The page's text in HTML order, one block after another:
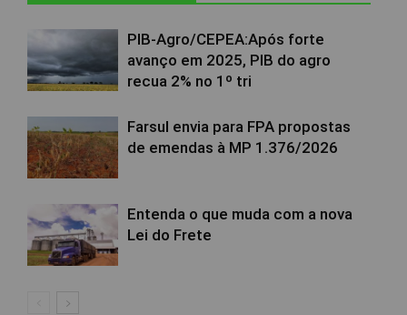
PIB-Agro/CEPEA:Após forte
avanço em 2025, PIB do agro
recua 2% no 1º tri
Farsul envia para FPA propostas
de emendas à MP 1.376/2026
Entenda o que muda com a nova
Lei do Frete